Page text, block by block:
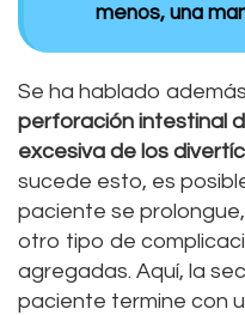
menos, una
Se ha hablado
perforación intestinal
excesiva de los
sucede esto, es
paciente se
otro tipo de
agregadas. Aquí, la
paciente termine con